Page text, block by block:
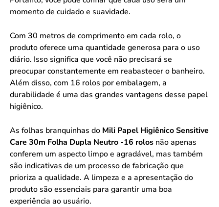
momento de cuidado e suavidade.
Com 30 metros de comprimento em cada rolo, o
produto oferece uma quantidade generosa para o uso
diário. Isso significa que você não precisará se
preocupar constantemente em reabastecer o banheiro.
Além disso, com 16 rolos por embalagem, a
durabilidade é uma das grandes vantagens desse papel
higiênico.
As folhas branquinhas do Mili Papel Higiênico Sensitive
Care 30m Folha Dupla Neutro -16 rolos não apenas
conferem um aspecto limpo e agradável, mas também
são indicativas de um processo de fabricação que
prioriza a qualidade. A limpeza e a apresentação do
produto são essenciais para garantir uma boa
experiência ao usuário.